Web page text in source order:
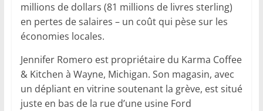
millions de dollars (81 millions de livres sterling)
en pertes de salaires – un coût qui pèse sur les
économies locales.
Jennifer Romero est propriétaire du Karma Coffee
& Kitchen à Wayne, Michigan. Son magasin, avec
un dépliant en vitrine soutenant la grève, est situé
juste en bas de la rue d’une usine Ford